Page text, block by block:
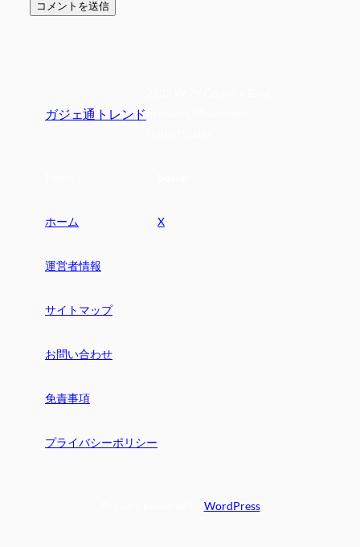
ガジェ通トレンド
ホーム
運営者情報
サイトマップ
お問い合わせ
免責事項
プライバシーポリシー
X
WordPress